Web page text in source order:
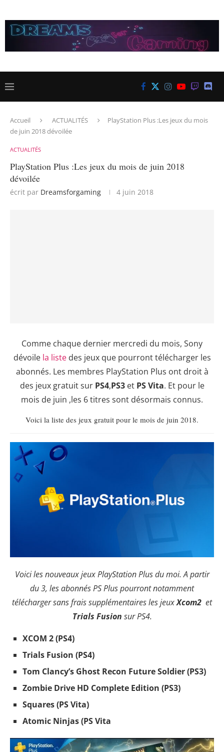
Accueil ACTUALITÉS
PlayStation Plus :Les jeux du mois
de juin 2018 dévoilée
ACTUALITÉS
PlayStation Plus :Les jeux du mois de juin 2018
dévoilée
écrit par Dreamsforgaming 4 juin 2018
Comme chaque dernier mercredi du mois, Sony
dévoile la liste des jeux que pourront télécharger les
abonnés. Les membres PlayStation Plus ont droit à
des jeux gratuit sur PS4,PS3et PSVita. Et pour le
mois de juin ,les 6 titres sont désormais connus.
Voici la liste des jeux gratuit pour le mois de juin 2018.
Voici les nouveaux jeux PlayStation Plus du moi. A partir
du 3, les abonnés PS Plus pourront notamment
télécharger sans frais supplémentaires les jeuxXcom2 et
Trials Fusion sur PS4.
XCOM 2 (PS4)
Trials Fusion (PS4)
Tom Clancy’s Ghost Recon Future Soldier (PS3)
Zombie Drive HD Complete Edition (PS3)
Squares (PS Vita)
Atomic Ninjas (PS Vita